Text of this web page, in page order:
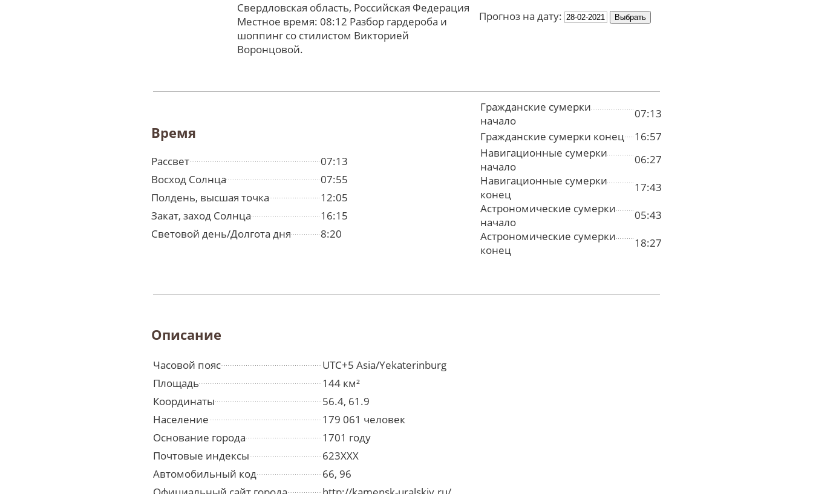
Свердловская область, Российская Федерация
Местное время: 08:12 Разбор гардероба и
шоппинг со стилистом Викторией
Воронцовой.
Прогноз на дату:
Время
Рассвет
07:13
Восход Солнца
07:55
Полдень, высшая точка
12:05
Закат, заход Солнца
16:15
Световой день/Долгота дня
8:20
Гражданские сумерки
начало
07:13
Гражданские сумерки конец
16:57
Навигационные сумерки
начало
06:27
Навигационные сумерки
конец
17:43
Астрономические сумерки
начало
05:43
Астрономические сумерки
конец
18:27
Описание
Часовой пояс
UTC+5 Asia/Yekaterinburg
Площадь
144 км²
Координаты
56.4, 61.9
Население
179 061 человек
Основание города
1701 году
Почтовые индексы
623XXX
Автомобильный код
66, 96